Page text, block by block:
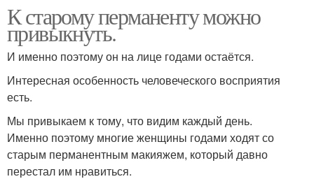
К старому перманенту можно
привыкнуть.
И именно поэтому он на лице годами остаётся.
Интересная особенность человеческого восприятия
есть.
Мы привыкаем к тому, что видим каждый день.
Именно поэтому многие женщины годами ходят со
старым перманентным макияжем, который давно
перестал им нравиться.